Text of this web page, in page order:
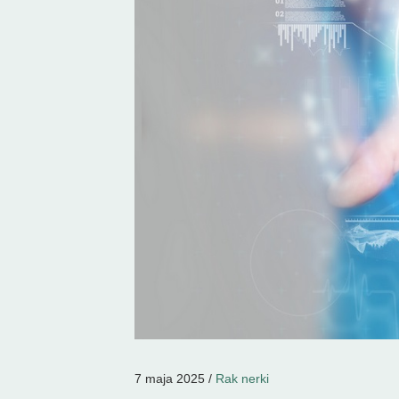
7 maja 2025 / Rak nerki